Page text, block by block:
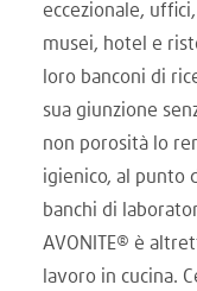
eccezionale,
musei, hotel e
loro banconi di
sua giunzione
non porosità lo
igienico, al punto
banchi di
AVONITE® è
lavoro in cucina.